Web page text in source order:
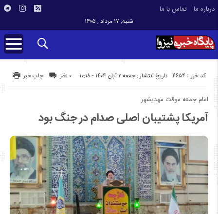
درباره ما تماس با ما
شنبه, ۱۷ مرداد , ۱۴۰۵
تاریخ انتشار : جمعه ۲ آبان ۱۴۰۴ - ۱۰:۱۸ کد خبر : 4654 چاپ خبر ۰ نظر
امام جمعه موقت مهدیشهر
آمریکا پشتیبان اصلی صدام در جنگ بود